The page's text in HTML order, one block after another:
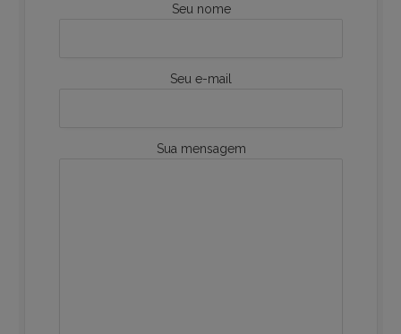
Seu nome
Seu e-mail
Sua mensagem